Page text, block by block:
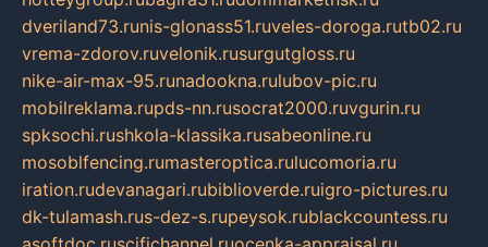
dveriland73.runis-glonass51.ruveles-doroga.rutb02.ru
vrema-zdorov.ruvelonik.rusurgutgloss.ru
nike-air-max-95.runadookna.rulubov-pic.ru
mobilreklama.rupds-nn.rusocrat2000.ruvgurin.ru
spksochi.rushkola-klassika.rusabeonline.ru
mosoblfencing.rumasteroptica.rulucomoria.ru
iration.rudevanagari.rubiblioverde.ruigro-pictures.ru
dk-tulamash.rus-dez-s.rupeysok.rublackcountess.ru